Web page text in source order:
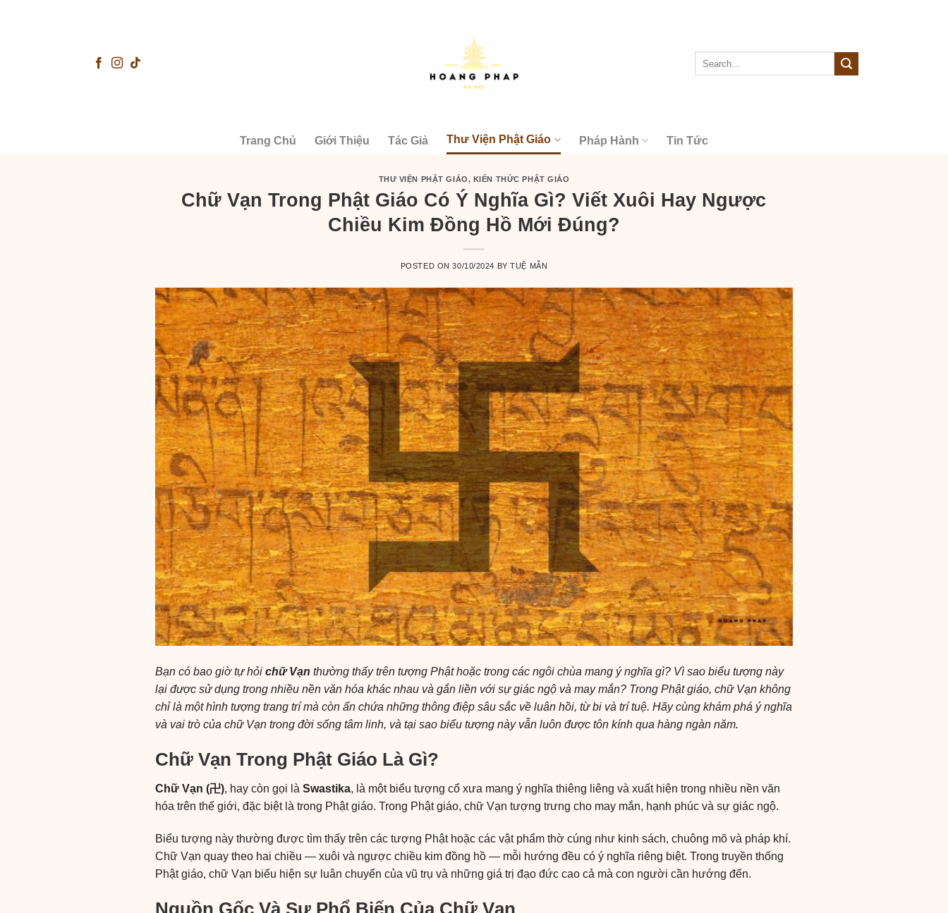
Trang Chủ Giới Thiệu Tác Giả Thư Viện Phật Giáo Pháp Hành Tin Tức
THƯ VIỆN PHẬT GIÁO, KIẾN THỨC PHẬT GIÁO
Chữ Vạn Trong Phật Giáo Có Ý Nghĩa Gì? Viết Xuôi Hay Ngược
Chiều Kim Đồng Hồ Mới Đúng?
POSTED ON30/10/2024 BYTUỆ MẪN
Bạn có bao giờ tự hỏichữ Vạn thường thấy trên tượng Phật hoặc trong các ngôi chùa mang ý nghĩa gì? Vì sao biểu tượng này
lại được sử dụng trong nhiều nền văn hóa khác nhau và gắn liền với sự giác ngộ và may mắn? Trong Phật giáo, chữ Vạn không
chỉ là một hình tượng trang trí mà còn ẩn chứa những thông điệp sâu sắc về luân hồi, từ bi và trí tuệ. Hãy cùng khám phá ý nghĩa
và vai trò của chữ Vạn trong đời sống tâm linh, và tại sao biểu tượng này vẫn luôn được tôn kính qua hàng ngàn năm.
Chữ Vạn Trong Phật Giáo Là Gì?
Chữ Vạn (卍), hay còn gọi làSwastika, là một biểu tượng cổ xưa mang ý nghĩa thiêng liêng và xuất hiện trong nhiều nền văn
hóa trên thế giới, đặc biệt là trong Phật giáo. Trong Phật giáo, chữ Vạn tượng trưng cho may mắn, hạnh phúc và sự giác ngộ.
Biểu tượng này thường được tìm thấy trên cáctượng Phật hoặc các vật phẩm thờ cúng như kinh sách, chuông mõ và pháp khí.
Chữ Vạn quay theo hai chiều — xuôi và ngược chiều kim đồng hồ — mỗi hướng đều có ý nghĩa riêng biệt. Trong truyền thống
Phật giáo, chữ Vạn biểu hiện sự luân chuyển của vũ trụ và những giá trị đạo đức cao cả mà con người cần hướng đến.
Nguồn Gốc Và Sự Phổ Biến Của Chữ Vạn